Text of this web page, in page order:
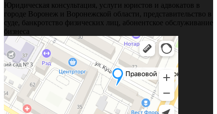
Юридическая консультация, услуги юристов и адвокатов в
городе Воронеж и Воронежской области, представительство в
суде, банкротство физических лиц, абонентское обслуживание
бизнеса